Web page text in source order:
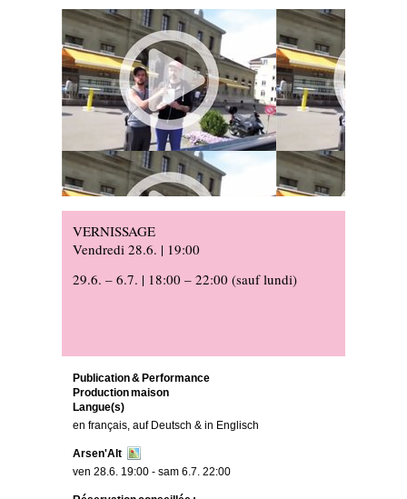
VERNISSAGE
Vendredi 28.6. | 19:00
29.6. – 6.7. | 18:00 – 22:00 (sauf lundi)
Publication & Performance
Production maison
Langue(s)
en français, auf Deutsch & in Englisch
Arsen'Alt
ven 28.6. 19:00 - sam 6.7. 22:00